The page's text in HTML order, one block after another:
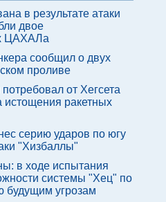
в результате атаки
двое
ЦАХАЛа
сообщил о двух
проливе
от Хегсета
истощения ракетных
серию ударов по югу
"Хизбаллы"
в ходе испытания
системы "Хец" по
будущим угрозам